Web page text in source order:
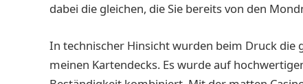
dabei die gleichen, die Sie bereits von den
In technischer Hinsicht wurden beim Druck die
meinen Kartendecks. Es wurde auf